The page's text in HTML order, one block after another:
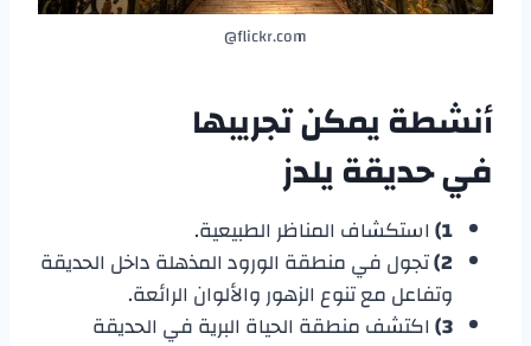
flickr.com@
أنشطة يمكن تجريبها
فيحديقة يلدز
1) استكشاف المناظر الطبيعية.
2) تجول في منطقة الورود المذهلة داخل الحديقة
وتفاعل مع تنوع الزهور والألوان الرائعة.
3) اكتشف منطقة الحياة البرية في الحديقة